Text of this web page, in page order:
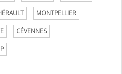
MONTPELLIER
CÉVENNES